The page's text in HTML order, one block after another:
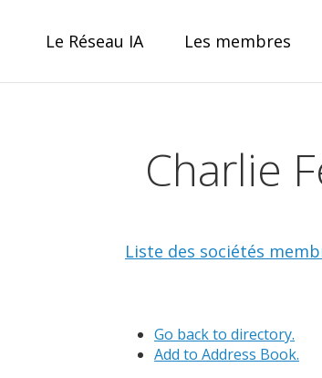
Le Réseau IA Les membres
le collectif IA pour la Wallonie
Charlie
Liste des sociétés
Go back to directory.
Add to Address Book.